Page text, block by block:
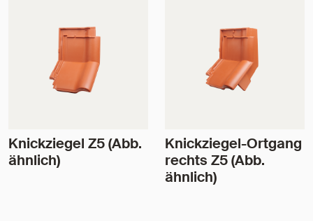
Knickziegel Z5 (Abb.
ähnlich)
Knickziegel-Ortgang
rechts Z5 (Abb.
ähnlich)